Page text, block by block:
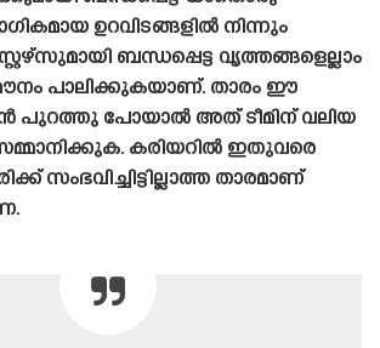
ഉറവിടങ്ങളിൽ നിന്നും
ബന്ധപ്പെട്ട വൃത്തങ്ങളെല്ലാം
പാലിക്കുകയാണ്. താരം ഈ
പോയാൽ അത് ടീമിന് വലിയ
സമ്മാനിക്കുക. കരിയറിൽ ഇതുവരെ
സംഭവിച്ചിട്ടില്ലാത്ത താരമാണ്